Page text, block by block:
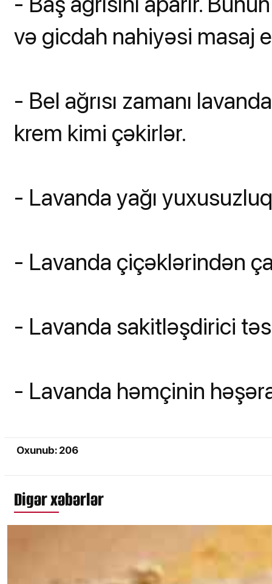
və gicdah nahiyəsi masaj
- Bel ağrısı zamanı
krem kimi çəkirlər.
- Lavanda yağı
- Lavanda çiçəklərindən
- Lavanda sakitləşdirici
- Lavanda həmçinin
Oxunub: 206
Digər xəbərlər